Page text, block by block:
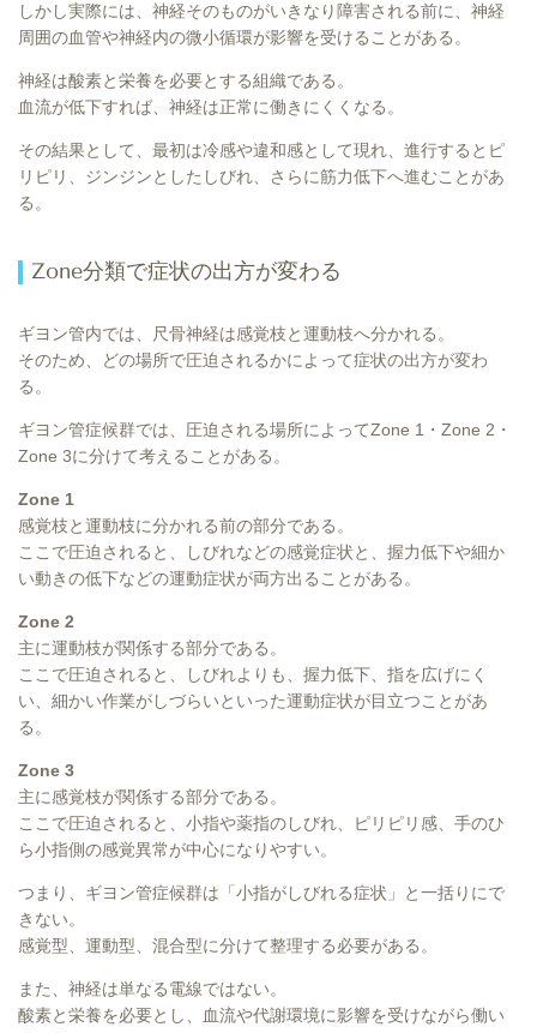
しかし実際には、神経そのものがいきなり障害される前に、神経
周囲の血管や神経内の微小循環が影響を受けることがある。
神経は酸素と栄養を必要とする組織である。
血流が低下すれば、神経は正常に働きにくくなる。
その結果として、最初は冷感や違和感として現れ、進行するとピ
リピリ、ジンジンとしたしびれ、さらに筋力低下へ進むことがあ
る。
Zone分類で症状の出方が変わる
ギヨン管内では、尺骨神経は感覚枝と運動枝へ分かれる。
そのため、どの場所で圧迫されるかによって症状の出方が変わ
る。
ギヨン管症候群では、圧迫される場所によってZone 1・Zone 2・
Zone 3に分けて考えることがある。
Zone 1
感覚枝と運動枝に分かれる前の部分である。
ここで圧迫されると、しびれなどの感覚症状と、握力低下や細か
い動きの低下などの運動症状が両方出ることがある。
Zone 2
主に運動枝が関係する部分である。
ここで圧迫されると、しびれよりも、握力低下、指を広げにく
い、細かい作業がしづらいといった運動症状が目立つことがあ
る。
Zone 3
主に感覚枝が関係する部分である。
ここで圧迫されると、小指や薬指のしびれ、ピリピリ感、手のひ
ら小指側の感覚異常が中心になりやすい。
つまり、ギヨン管症候群は「小指がしびれる症状」と一括りにで
きない。
感覚型、運動型、混合型に分けて整理する必要がある。
また、神経は単なる電線ではない。
酸素と栄養を必要とし、血流や代謝環境に影響を受けながら働い